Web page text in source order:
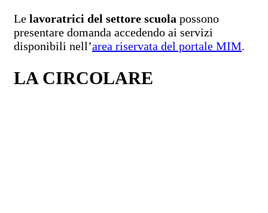
Le lavoratrici del settore scuola possono
presentare domanda accedendo ai servizi
disponibili nell’area riservata del portale MIM.
LA CIRCOLARE